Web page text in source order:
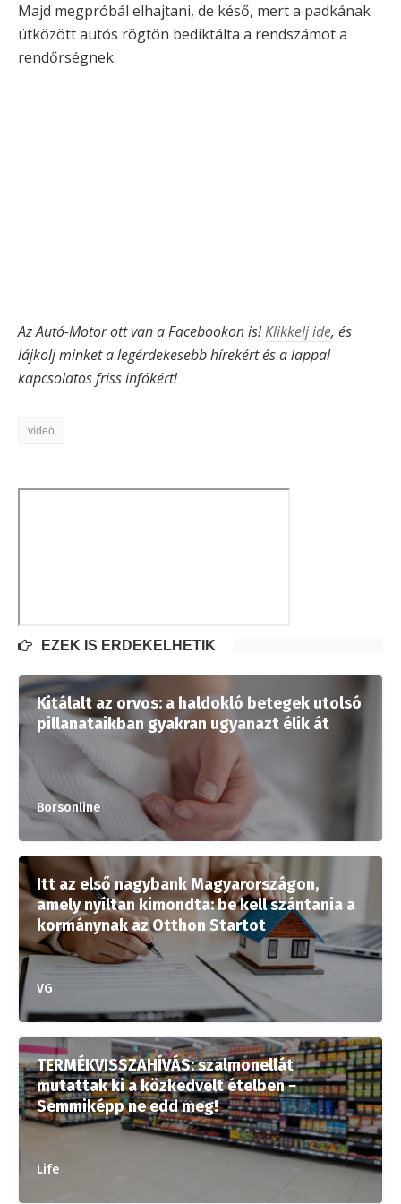
Majd megpróbál elhajtani, de késő, mert a padkának
ütközött autós rögtön bediktálta a rendszámot a
rendőrségnek.
Az Autó-Motor ott van a Facebookon is!Klikkelj ide, és
lájkolj minket a legérdekesebb hírekért és a lappal
kapcsolatos friss infókért!
videó
EZEK IS ÉRDEKELHETIK
Kitálalt az orvos: a haldokló betegek utolsó
pillanataikban gyakran ugyanazt élik át
Borsonline
Itt az első nagybank Magyarországon,
amely nyíltan kimondta: be kell szántania a
kormánynak az Otthon Startot
VG
TERMÉKVISSZAHÍVÁS: szalmonellát
mutattak ki a közkedvelt ételben −
Semmiképp ne edd meg!
Life